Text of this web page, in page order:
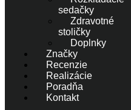
sedačky
Zdravotné
stoličky
Doplnky
Značky
Recenzie
Realizácie
Poradňa
Kontakt